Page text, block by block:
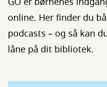
online. Her finder du
podcasts – og så kan
låne på dit bibliotek.